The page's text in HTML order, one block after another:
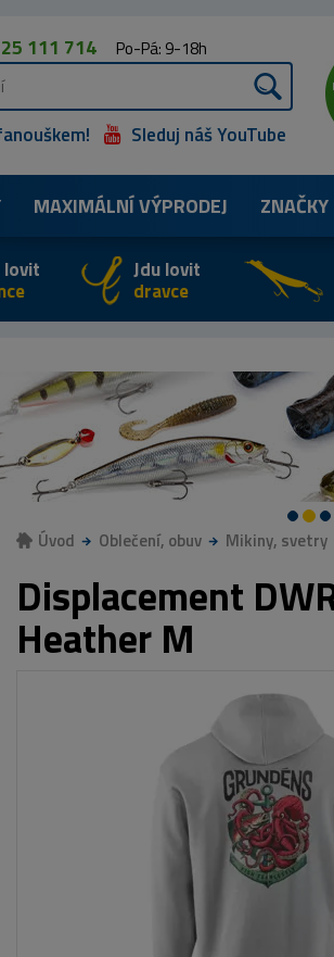
111 714 Po-Pá: 9-18h
Sleduj náš YouTube
MAXIMÁLNÍVÝPRODEJ ZNAČKY
lovit Jdu lovit
dravce
Úvod Oblečení, obuv Mikiny, svetry
Displacement
Heather M